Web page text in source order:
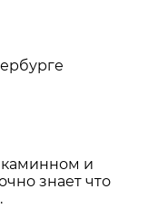
каминном и
знает что